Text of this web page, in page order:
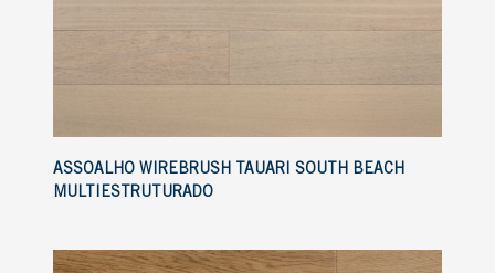
ASSOALHO WIREBRUSH TAUARI SOUTH BEACH
MULTIESTRUTURADO